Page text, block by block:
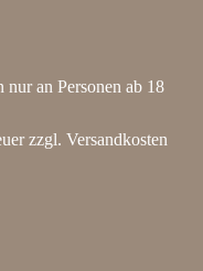
an Personen ab 18
zzgl. Versandkosten